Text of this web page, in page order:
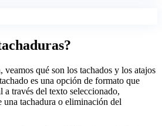
veamos qué son los tachados y los atajos
es una opción de formato que
través del texto seleccionado,
una tachadura o eliminación del